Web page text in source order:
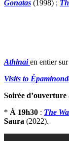
Gonatas (1998) ;
Athinai en entier
Visits to
Soirée d’ouverture
* À 19h30 : The
Saura (2022).